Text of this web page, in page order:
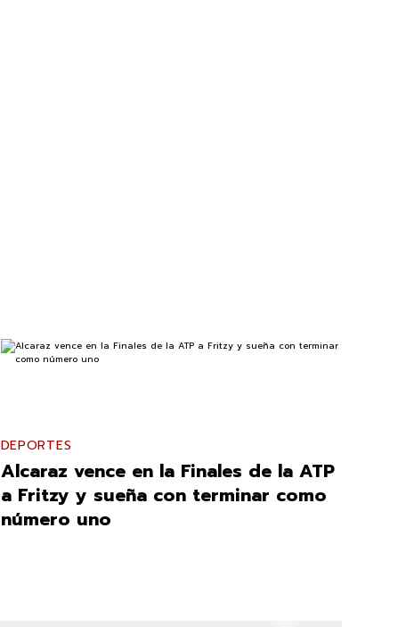
DEPORTES
Alcaraz vence en la Finales de la ATP
a Fritzy y sueña con terminar como
número uno